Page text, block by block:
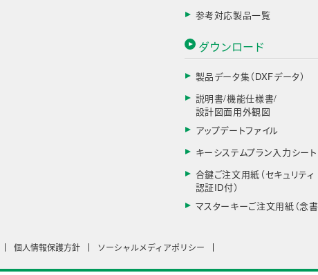
参考対応製品一覧
ダウンロード
製品データ集（DXFデータ）
説明書/機能仕様書/
設計図面用外観図
アップデートファイル
キーシステムプラン入力シート
合鍵ご注文用紙（セキュリティ
認証ID付）
マスターキーご注文用紙（念書
個人情報保護方針 ソーシャルメディアポリシー